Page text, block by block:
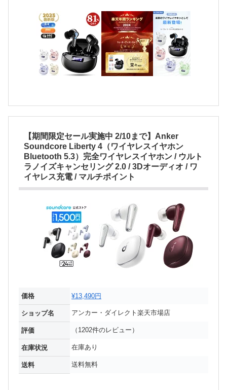
【期間限定セール実施中 2/10まで】Anker
Soundcore Liberty 4（ワイヤレスイヤホン
Bluetooth 5.3）完全ワイヤレスイヤホン / ウルト
ラノイズキャンセリング 2.0 / 3Dオーディオ / ワ
イヤレス充電 / マルチポイント
価格 ¥13,490円
ショップ名 アンカー・ダイレクト楽天市場店
評価 （1202件のレビュー）
在庫状況 在庫あり
送料 送料無料